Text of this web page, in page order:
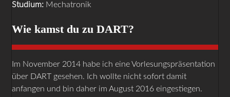
Studium: Mechatronik
Wie kamst du zu DART?
Im November 2014 habe ich eine Vorlesungspräsentation
über DART gesehen. Ich wollte nicht sofort damit
anfangen und bin daher im August 2016 eingestiegen.